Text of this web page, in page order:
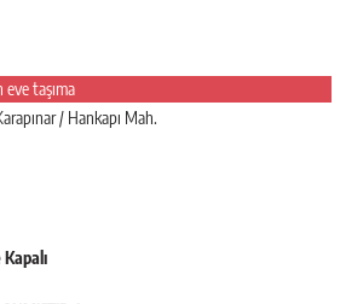
eve taşıma
/ Hankapı Mah.